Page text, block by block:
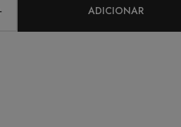
ADICIONAR